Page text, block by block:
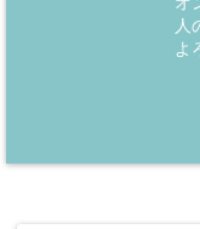
人
よ